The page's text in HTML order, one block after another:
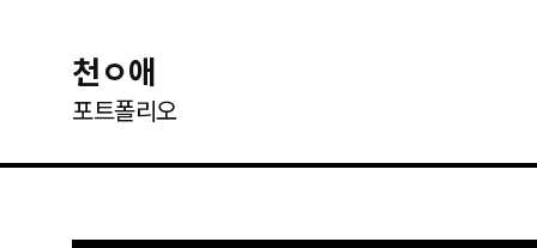
천ㅇ애
포트폴리오